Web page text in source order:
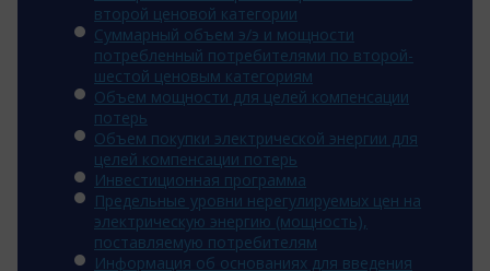
второй ценовой категории
Суммарный объем э/э и мощности
потребленный потребителями по второй-
шестой ценовым категориям
Объем мощности для целей компенсации
потерь
Объем покупки электрической энергии для
целей компенсации потерь
Инвестиционная программа
Предельные уровни нерегулируемых цен на
электрическую энергию (мощность),
поставляемую потребителям
Информация об основаниях для введения